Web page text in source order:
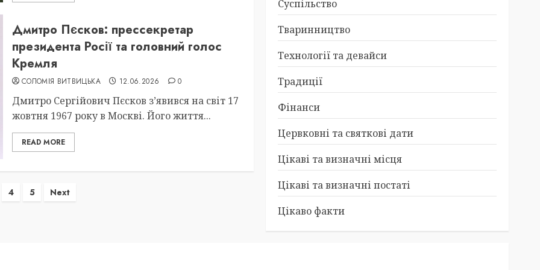
Дмитро Пєсков: прессекретар
президента Росії та головний голос
Кремля
СОЛОМІЯ ВИТВИЦЬКА 12.06.2026 0
Дмитро Сергійович Пєсков з’явився на світ 17
жовтня 1967 року в Москві. Його життя...
READ MORE
4 5 Next
Суспільство
Тваринництво
Технології та девайси
Традиції
Фінанси
Цервковні та святкові дати
Цікаві та визначні місця
Цікаві та визначні постаті
Цікаво факти